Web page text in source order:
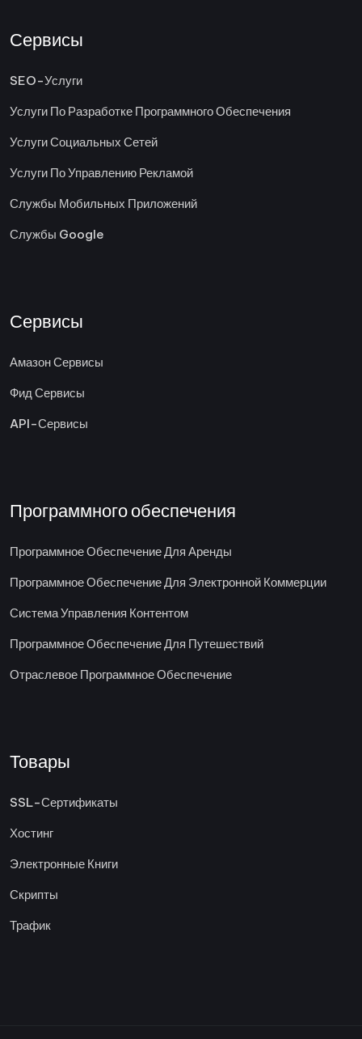
Сервисы
SEO-Услуги
Услуги По Разработке Программного Обеспечения
Услуги Социальных Сетей
Услуги По Управлению Рекламой
Службы Мобильных Приложений
Службы Google
Сервисы
Амазон Сервисы
Фид Сервисы
API-Сервисы
Программного обеспечения
Программное Обеспечение Для Аренды
Программное Обеспечение Для Электронной Коммерции
Система Управления Контентом
Программное Обеспечение Для Путешествий
Отраслевое Программное Обеспечение
Товары
SSL-Сертификаты
Хостинг
Электронные Книги
Скрипты
Трафик